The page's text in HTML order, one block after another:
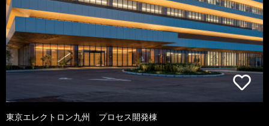
東京エレクトロン九州 プロセス開発棟